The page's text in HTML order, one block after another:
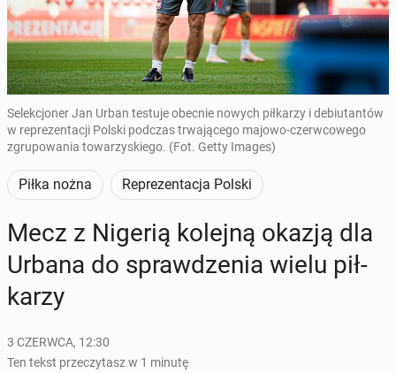
Selekcjoner Jan Urban testuje obecnie nowych piłkarzy i debiutantów
w reprezentacji Polski podczas trwającego majowo-czerwcowego
zgrupowania towarzyskiego. (Fot. Getty Images)
Piłka nożna Reprezentacja Polski
Mecz z Nigerią kolejną okazją dla
Urbana do spraw­dze­nia wielu pił­
ka­rzy
3 CZERWCA, 12:30
Ten tekst przeczytasz w 1 minutę